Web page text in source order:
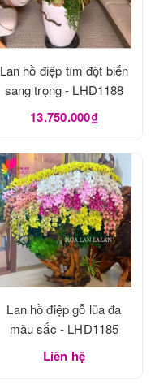
Lan hồ điệp tím đột biến
sang trọng - LHD1188
13.750.000₫
Lan hồ điệp gỗ lũa đa
màu sắc - LHD1185
Liên hệ